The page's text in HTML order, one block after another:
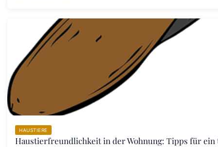
HAUSTIERE
Haustierfreundlichkeit in der Wohnung: Tipps für ein